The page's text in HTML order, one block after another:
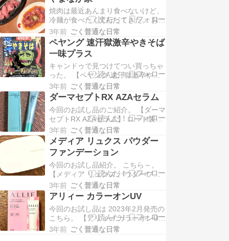
ページは8/21よりリニューアル アミ
ノ酸研究の集大成であるアクアレー
ベルが リニューアルしたんだって。
まるで「ご褒美エステ気分」な、 な
りた…
焼肉は最近あんまり食べないけど、
冷麺が食べたくて行ってきた。 お肉
は牛ハラミと厚切り牛塩タンと 少な
めロース。 年々脂に弱くなるから、
ロースが一番美味しく感じる。 そし
て、〆の冷麺！ 最初に食べたいのに
最後に出てくる冷麺！ やまなか家の
冷麺一番好き。 スープが少し甘く
て、出汁…
3年前 ごく普通な日常
ペヤング 速汗獄激辛やきそば
一味プラス
キャンドゥで見つけてつい買っちゃ
った。 【ペヤング 速汗獄激辛やき
そば 一味プラス】 輪切りの唐辛子
と、 ふりかけとして一味が入って
た。 少し赤めのソース。 麺はいつ
ものペヤング。 いただきます。 う
ん、美味しい。 薬品ぽいとか聞くけ
どあたしは大丈夫。 でも辛い。 あ
れ、このシリ…
3年前 ごく普通な日常
ダーマセプトRX AZAセラム
今回のお試し品のご紹介。 【ダーマ
セプトRX AZAセラム】 ロート製薬
様のプロモーションに参加中 このダ
ーマセプトRXは、 美容皮膚科領域
にも参入している ロート製薬が手が
けた新ブランド。 このブランド最大
の特徴は、 日本美容皮膚研究会監修
の 「ロートメディカルケアメソッ
ド」 …
3年前 ごく普通な日常
メディア リュクス パウダー
ファンデーション
今回のお試し品紹介。 こちら～。
【メディア リュクス パウダーファ
ンデーション】 メディア リュクス
のプロモーションに参加中 これは、
ノンテクひとぬりで するするつるん
の美膜パウダーファンデ。 年齢を重
ねると肌悩みが増えちゃって ついつ
いファンデ厚塗りしてしまうんだよ
3年前 ごく普通な日常
アリィー カラーオンUV
今回のお試し品は 2023年2月発売の
こちら。 【アリィー カラーオンUV
チークUV 】 ALLIEのプロモーショ
ンに参加中 【アリィー カラーオン
3年前 ごく普通な日常